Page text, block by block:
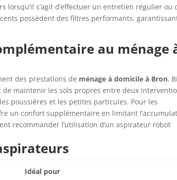
s’agit d’effectuer un entretien régulier ou
possèdent des filtres performants,
au ménage
des prestations de ménage à domicile à Bron.
maintenir les sols propres entre deux
poussières et les petites particules. Pour les
un confort supplémentaire en limitant
recommander l’utilisation d’un aspirateur robot
Idéal pour